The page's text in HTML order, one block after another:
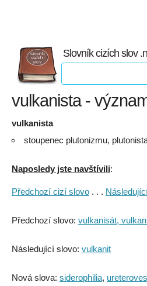
Slovník cizích slov
vulkanista -
vulkanista
stoupenec plutonizmu,
Naposledy jste navštívili:
Předchozí cizí slovo . . .
Předchozí slovo: vulkanisát,
Následující slovo: vulkanit
Nová slova: siderophilia,